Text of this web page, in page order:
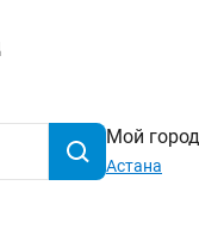
Мой
Астана